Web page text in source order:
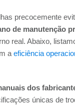
precocemente
de manutenção
real. Abaixo,
a eficiência
dos
únicas de